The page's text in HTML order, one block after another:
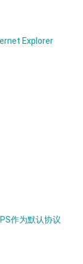
Explorer
作为默认协议